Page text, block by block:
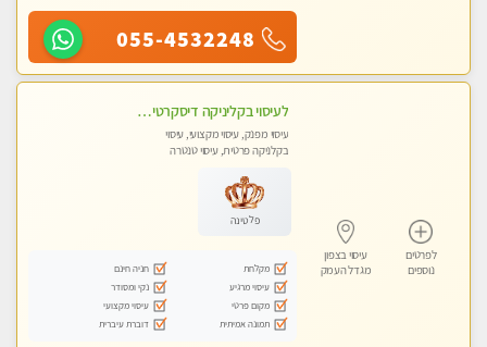
055-4532248
לפרטים
נוספים
עיסוי בצפון
מגדל העמק
לעיסוי בקליניקה דיסקרטית -בחיפה
עיסוי מפנק, עיסוי מקצועי, עיסוי
בקלניקה פרטית, עיסוי טנטרה
פלטינה
מקלחת
חניה חינם
עיסוי מרגיע
נקי ומסודר
מקום פרטי
עיסוי מקצועי
תמונה אמיתית
דוברת עיברית